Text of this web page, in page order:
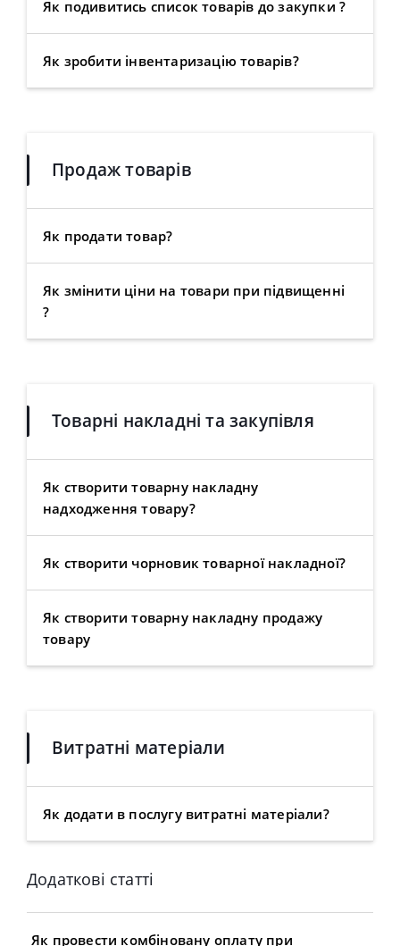
Як подивитись список товарів до закупки ?
Як зробити інвентаризацію товарів?
Продаж товарів
Як продати товар?
Як змінити ціни на товари при підвищенні
?
Товарні накладні та закупівля
Як створити товарну накладну
надходження товару?
Як створити чорновик товарної накладної?
Як створити товарну накладну продажу
товару
Витратні матеріали
Як додати в послугу витратні матеріали?
Додаткові статті
Як провести комбіновану оплату при